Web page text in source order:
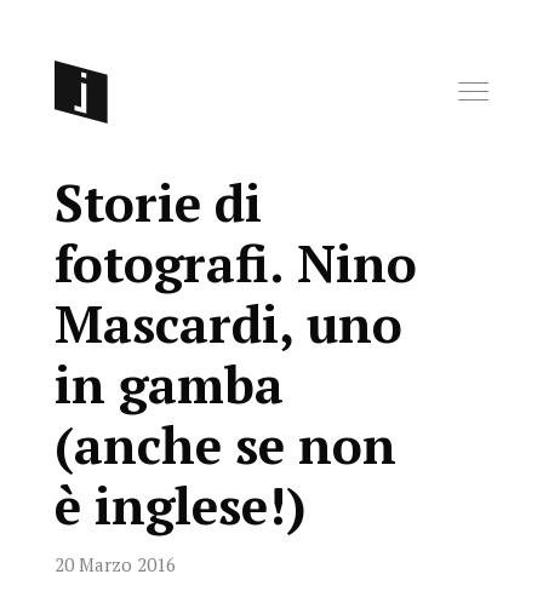
Storie di
fotografi. Nino
Mascardi, uno
in gamba
(anche se non
è inglese!)
20 Marzo 2016